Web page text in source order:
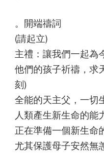
。開端禱詞
(請起立)
主禮：讓我們一起為
他們的孩子祈禱，求
刻)
全能的天主父，一切
人類產生新生命的能
正在準備一個新生命
尤其保護母子安然無